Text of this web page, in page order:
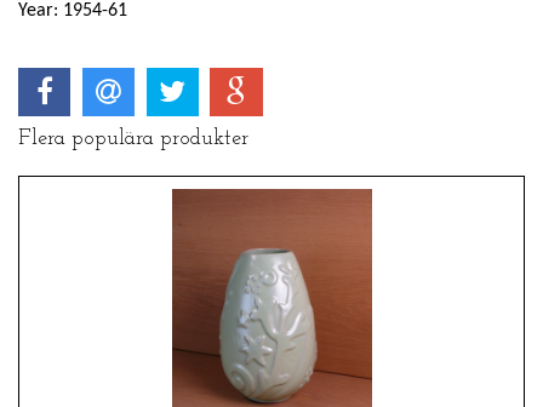
Year: 1954-61
Flera populära produkter